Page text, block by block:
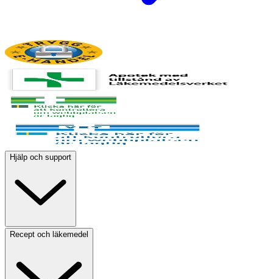
Hjälp och support
Recept och läkemedel